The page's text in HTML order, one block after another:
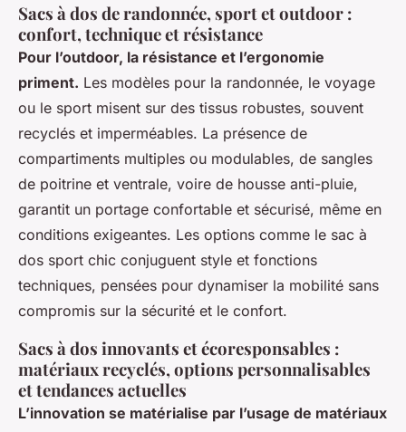
Sacs à dos de randonnée, sport et outdoor :
confort, technique et résistance
Pour l’outdoor, la résistance et l’ergonomie
priment. Les modèles pour la randonnée, le voyage
ou le sport misent sur des tissus robustes, souvent
recyclés et imperméables. La présence de
compartiments multiples ou modulables, de sangles
de poitrine et ventrale, voire de housse anti-pluie,
garantit un portage confortable et sécurisé, même en
conditions exigeantes. Les options comme le sac à
dos sport chic conjuguent style et fonctions
techniques, pensées pour dynamiser la mobilité sans
compromis sur la sécurité et le confort.
Sacs à dos innovants et écoresponsables :
matériaux recyclés, options personnalisables
et tendances actuelles
L’innovation se matérialise par l’usage de matériaux